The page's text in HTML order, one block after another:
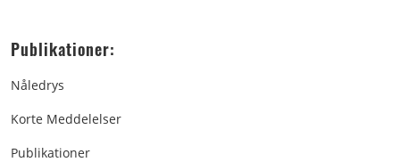
Publikationer:
Nåledrys
Korte Meddelelser
Publikationer